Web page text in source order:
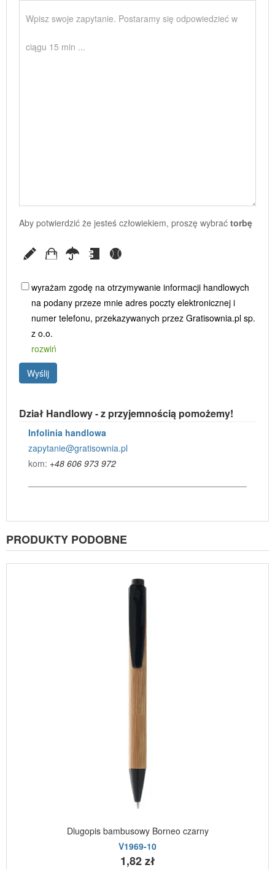
Aby potwierdzić że jesteś człowiekiem, proszę wybrać torbę
wyrażam zgodę na otrzymywanie informacji handlowych
na podany przeze mnie adres poczty elektronicznej i
numer telefonu, przekazywanych przez Gratisownia.pl sp.
z o.o.
rozwiń
Wyślij
Dział Handlowy - z przyjemnością pomożemy!
Infolinia handlowa
zapytanie@gratisownia.pl
kom: +48 606 973 972
PRODUKTY PODOBNE
Dlugopis bambusowy Borneo czarny
V1969-10
1,82 zł